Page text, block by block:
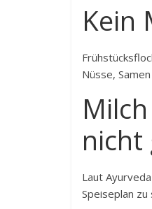
Kein
Nüsse,
nicht
Laut
Speiseplan